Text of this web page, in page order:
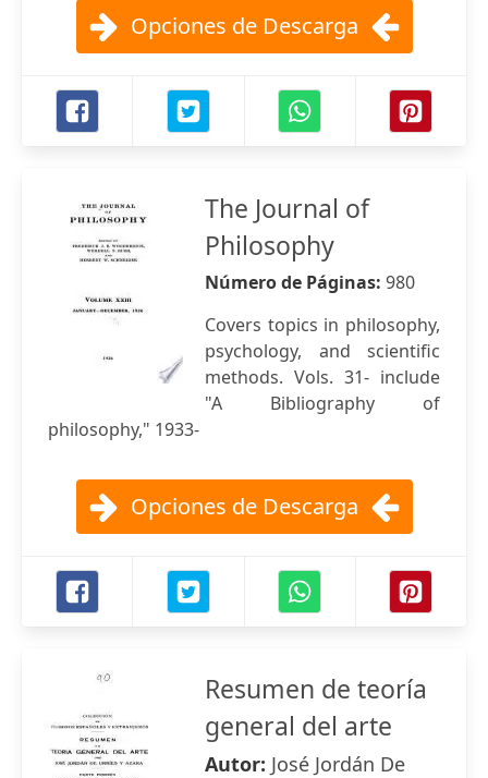
Opciones de Descarga
The Journal of
Philosophy
Número de Páginas: 980
Covers topics in philosophy,
psychology, and scientific
methods. Vols. 31- include
"A Bibliography of
philosophy," 1933-
Opciones de Descarga
Resumen de teoría
general del arte
Autor: José Jordán De